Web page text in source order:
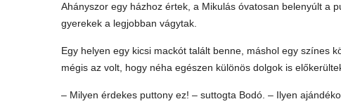
Ahányszor egy házhoz értek, a Mikulás óvatosan belenyúlt a
gyerekek a legjobban vágytak.
Egy helyen egy kicsi mackót talált benne, máshol egy színes
mégis az volt, hogy néha egészen különös dolgok is
– Milyen érdekes puttony ez! – suttogta Bodó. – Ilyen